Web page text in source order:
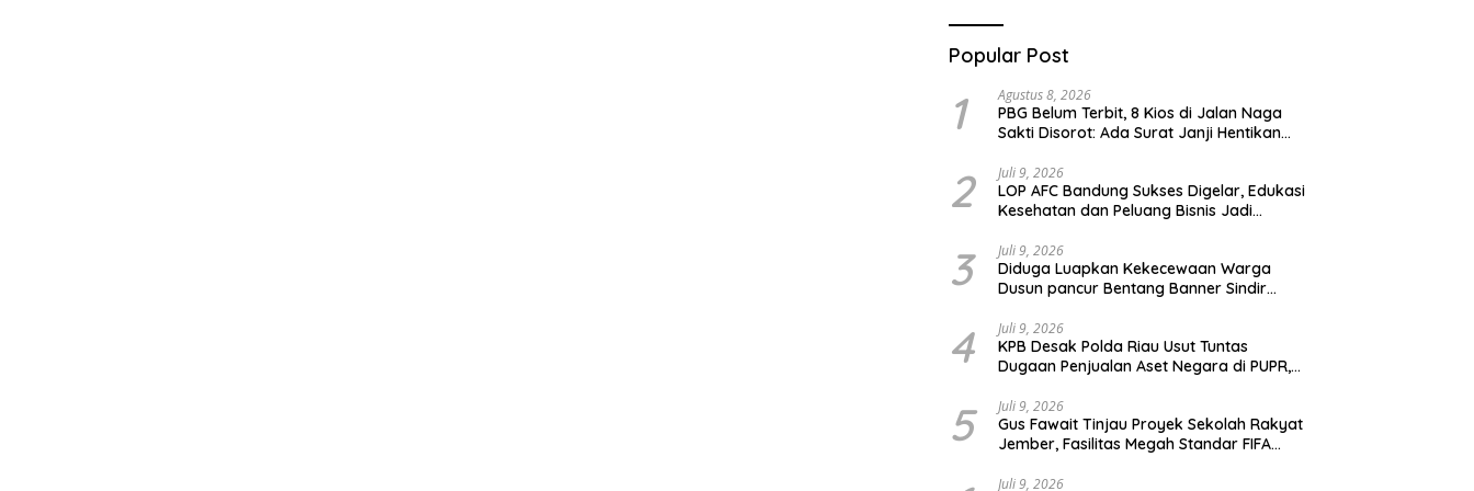
Popular Post
1 Agustus 8, 2026
PBG Belum Terbit, 8 Kios di Jalan Naga
Sakti Disorot: Ada Surat Janji Hentikan
2 Juli 9, 2026
LOP AFC Bandung Sukses Digelar, Edukasi
Kesehatan dan Peluang Bisnis Jadi
3 Juli 9, 2026
Diduga Luapkan Kekecewaan Warga
Dusun pancur Bentang Banner Sindir
4 Juli 9, 2026
KPB Desak Polda Riau Usut Tuntas
Dugaan Penjualan Aset Negara di PUPR,
5 Juli 9, 2026
Gus Fawait Tinjau Proyek Sekolah Rakyat
Jember, Fasilitas Megah Standar FIFA
Juli 9, 2026